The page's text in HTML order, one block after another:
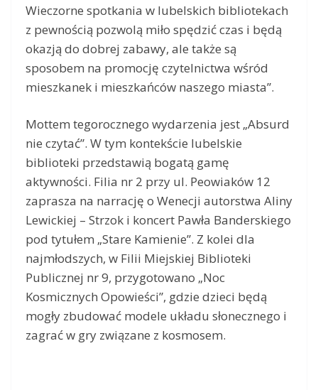
Wieczorne spotkania w lubelskich bibliotekach
z pewnością pozwolą miło spędzić czas i będą
okazją do dobrej zabawy, ale także są
sposobem na promocję czytelnictwa wśród
mieszkanek i mieszkańców naszego miasta”.
Mottem tegorocznego wydarzenia jest „Absurd
nie czytać”. W tym kontekście lubelskie
biblioteki przedstawią bogatą gamę
aktywności. Filia nr 2 przy ul. Peowiaków 12
zaprasza na narrację o Wenecji autorstwa Aliny
Lewickiej – Strzok i koncert Pawła Banderskiego
pod tytułem „Stare Kamienie”. Z kolei dla
najmłodszych, w Filii Miejskiej Biblioteki
Publicznej nr 9, przygotowano „Noc
Kosmicznych Opowieści”, gdzie dzieci będą
mogły zbudować modele układu słonecznego i
zagrać w gry związane z kosmosem.